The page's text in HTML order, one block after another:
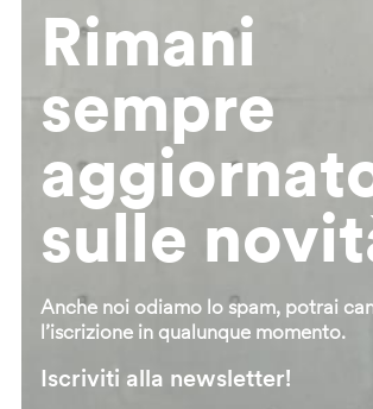
Rimani
sempre
sulle
Anche noi odiamo lo spam, potrai
l’iscrizione in qualunque momento.
Iscriviti alla newsletter!